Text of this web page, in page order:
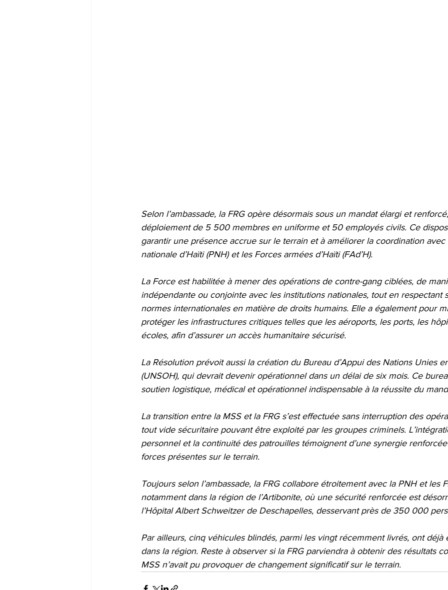
Selon l’ambassade, la FRG opère désormais sous un mandat élargi et
déploiement de 5 500 membres en uniforme et 50 employés civils. Ce
garantir une présence accrue sur le terrain et à améliorer la coordination avec
nationale d’Haïti (PNH) et les Forces armées d’Haïti (FAd’H).
La Force est habilitée à mener des opérations de contre-gang ciblées, de
indépendante ou conjointe avec les institutions nationales, tout en respectant
normes internationales en matière de droits humains. Elle a également pour
protéger les infrastructures critiques telles que les aéroports, les ports, les
écoles, afin d’assurer un accès humanitaire sécurisé.
La Résolution prévoit aussi la création du Bureau d’Appui des Nations Unies
(UNSOH), qui devrait devenir opérationnel dans un délai de six mois. Ce
soutien logistique, médical et opérationnel indispensable à la réussite du
La transition entre la MSS et la FRG s’est effectuée sans interruption des
tout vide sécuritaire pouvant être exploité par les groupes criminels.
personnel et la continuité des patrouilles témoignent d’une synergie
forces présentes sur le terrain.
Toujours selon l’ambassade, la FRG collabore étroitement avec la PNH et les
notamment dans la région de l’Artibonite, où une sécurité renforcée est
l’Hôpital Albert Schweitzer de Deschapelles, desservant près de 350 000
Par ailleurs, cinq véhicules blindés, parmi les vingt récemment livrés, ont déjà
dans la région. Reste à observer si la FRG parviendra à obtenir des résultats
MSS n’avait pu provoquer de changement significatif sur le terrain.